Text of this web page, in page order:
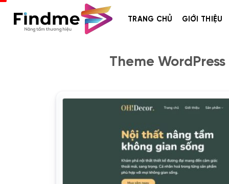
TRANG CHỦ GIỚI THIỆU
Theme